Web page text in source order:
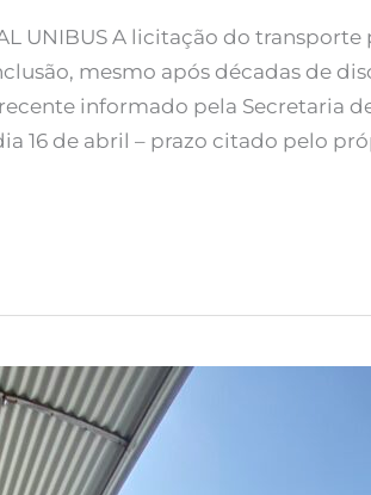
UNIBUS A licitação do
mesmo após décadas de
informado pela Secretaria
16 de abril – prazo citado pelo